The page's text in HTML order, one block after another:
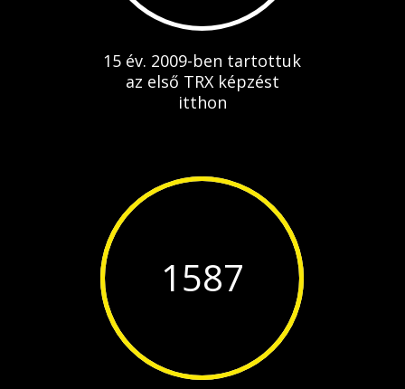
15 év. 2009-ben tartottuk
az első TRX képzést
itthon
1587